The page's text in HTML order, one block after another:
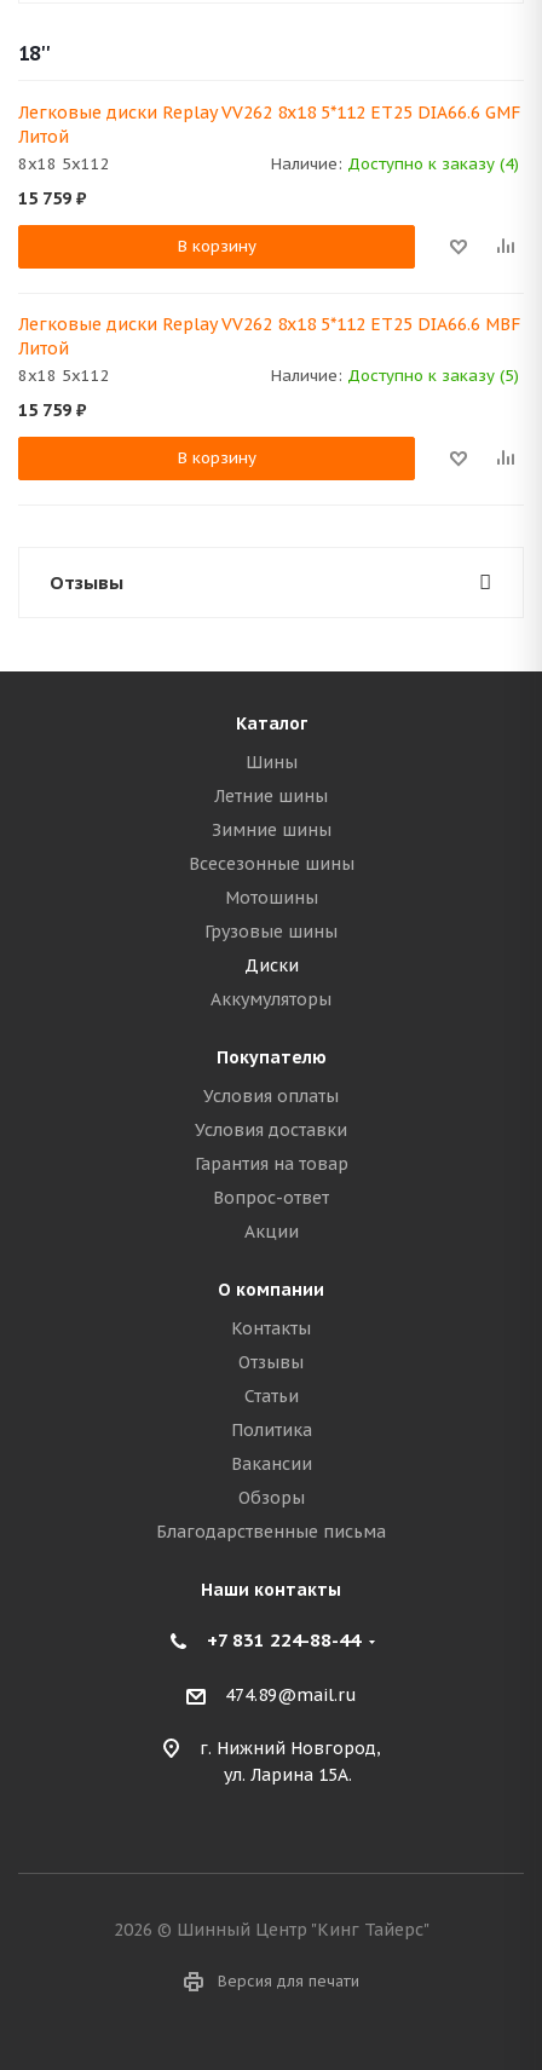
18''
Легковые диски Replay VV262 8x18 5*112 ET25 DIA66.6 GMF
Литой
8x18 5x112 Наличие: Доступно к заказу (4)
15 759 ₽
В корзину
Легковые диски Replay VV262 8x18 5*112 ET25 DIA66.6 MBF
Литой
8x18 5x112 Наличие: Доступно к заказу (5)
15 759 ₽
В корзину
Отзывы
Каталог
Шины
Летние шины
Зимние шины
Всесезонные шины
Мотошины
Грузовые шины
Диски
Аккумуляторы
Покупателю
Условия оплаты
Условия доставки
Гарантия на товар
Вопрос-ответ
Акции
О компании
Контакты
Отзывы
Статьи
Политика
Вакансии
Обзоры
Благодарственные письма
Наши контакты
+7 831 224-88-44
474.89@mail.ru
г. Нижний Новгород,
ул. Ларина 15А.
2026 © Шинный Центр "Кинг Тайерс"
Версия для печати